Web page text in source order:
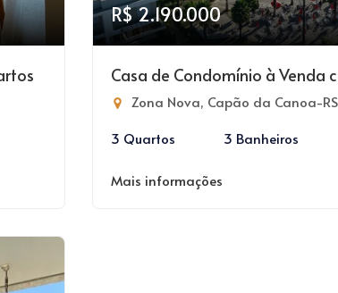
R$ 2.190.000
Casa de Condomínio à Venda
Zona Nova, Capão da Canoa-RS
3 Quartos
3 Banheiros
Mais informações